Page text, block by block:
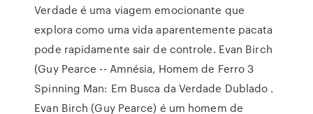
Verdade é uma viagem emocionante que
explora como uma vida aparentemente pacata
pode rapidamente sair de controle. Evan Birch
(Guy Pearce -- Amnésia, Homem de Ferro 3
Spinning Man: Em Busca da Verdade Dublado .
Evan Birch (Guy Pearce) é um homem de